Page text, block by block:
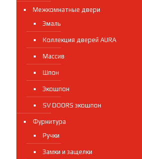
Межкомнатные двери
Эмаль
Коллекция дверей AURA
Массив
Шпон
Экошпон
SV DOORS экошпон
Фурнитура
Ручки
Замки и защелки